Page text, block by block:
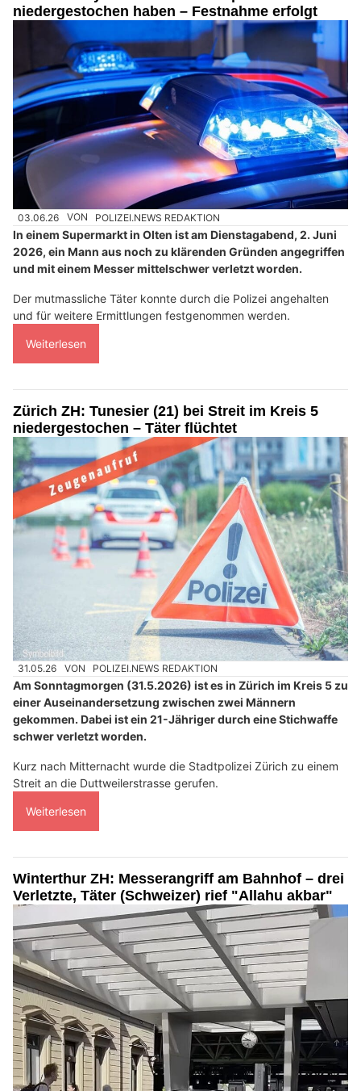
niedergestochen haben – Festnahme erfolgt
03.06.26 VON POLIZEI.NEWS REDAKTION
In einem Supermarkt in Olten ist am Dienstagabend, 2. Juni
2026, ein Mann aus noch zu klärenden Gründen angegriffen
und mit einem Messer mittelschwer verletzt worden.
Der mutmassliche Täter konnte durch die Polizei angehalten
und für weitere Ermittlungen festgenommen werden.
Weiterlesen
Zürich ZH: Tunesier (21) bei Streit im Kreis 5
niedergestochen – Täter flüchtet
31.05.26 VON POLIZEI.NEWS REDAKTION
Am Sonntagmorgen (31.5.2026) ist es in Zürich im Kreis 5 zu
einer Auseinandersetzung zwischen zwei Männern
gekommen. Dabei ist ein 21-Jähriger durch eine Stichwaffe
schwer verletzt worden.
Kurz nach Mitternacht wurde die Stadtpolizei Zürich zu einem
Streit an die Duttweilerstrasse gerufen.
Weiterlesen
Winterthur ZH: Messerangriff am Bahnhof – drei
Verletzte, Täter (Schweizer) rief "Allahu akbar"